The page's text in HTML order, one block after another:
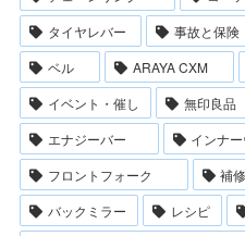
タイヤレバー
事故と保険
ベル
ARAYA CXM
イベント・催し
無印良品
エナジーバー
インナ
フロントフォーク
補
バックミラー
レシピ